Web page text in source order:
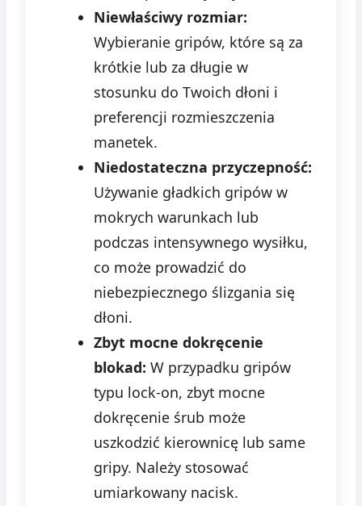
Niewłaściwy rozmiar:
Wybieranie gripów, które są za
krótkie lub za długie w
stosunku do Twoich dłoni i
preferencji rozmieszczenia
manetek.
Niedostateczna przyczepność:
Używanie gładkich gripów w
mokrych warunkach lub
podczas intensywnego wysiłku,
co może prowadzić do
niebezpiecznego ślizgania się
dłoni.
Zbyt mocne dokręcenie
blokad: W przypadku gripów
typu lock-on, zbyt mocne
dokręcenie śrub może
uszkodzić kierownicę lub same
gripy. Należy stosować
umiarkowany nacisk.